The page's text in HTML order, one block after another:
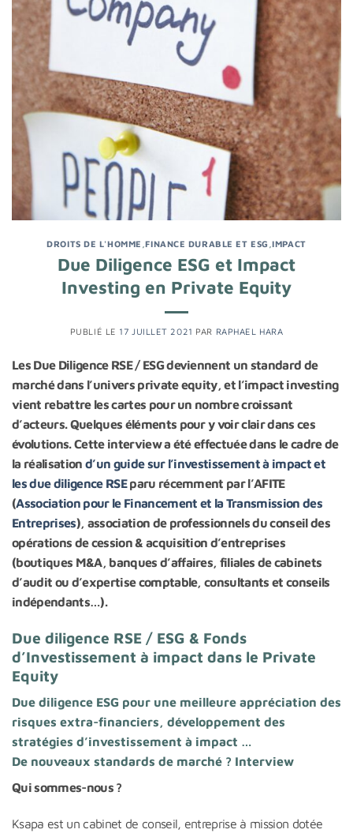
DROITS DE L'HOMME ,FINANCE DURABLE ET ESG ,IMPACT
Due Diligence ESG et Impact
Investing en Private Equity
PUBLIÉ LE 17 JUILLET 2021 PAR RAPHAEL HARA
Les Due Diligence RSE / ESG deviennent un standard de
marché dans l’univers private equity, et l’impact investing
vient rebattre les cartes pour un nombre croissant
d’acteurs. Quelques éléments pour y voir clair dans ces
évolutions. Cette interview a été effectuée dans le cadre de
la réalisation d’un guide sur l’investissement à impact et
les due diligence RSEparu récemment par l’AFITE
(Association pour le Financement et la Transmission des
Entreprises), association de professionnels du conseil des
opérations de cession & acquisition d’entreprises
(boutiques M&A, banques d’affaires, filiales de cabinets
d’audit ou d’expertise comptable, consultants et conseils
indépendants…).
Due diligence RSE / ESG & Fonds
d’Investissement à impact dans le Private
Equity
Due diligence ESG pour une meilleure appréciation des
risques extra-financiers, développement des
stratégies d’investissement à impact …
De nouveaux standards de marché ? Interview
Qui sommes-nous ?
Ksapa est un cabinet de conseil, entreprise à mission dotée